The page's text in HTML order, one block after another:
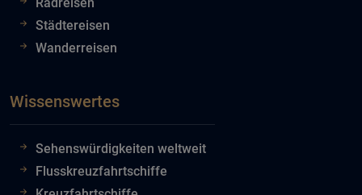
Städtereisen
Wanderreisen
Wissenswertes
Sehenswürdigkeiten weltweit
Flusskreuzfahrtschiffe